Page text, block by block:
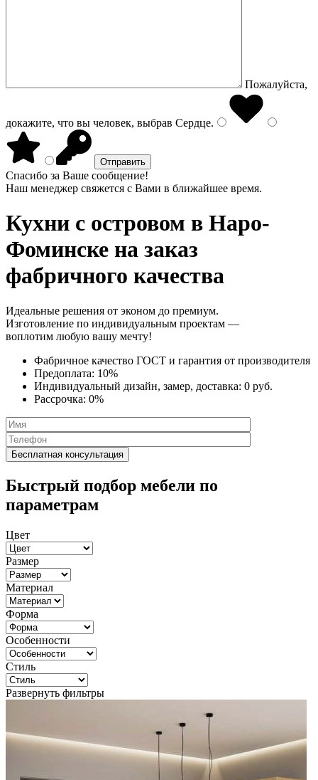
Пожалуйста,
докажите, что вы человек, выбрав Сердце.
Спасибо за Ваше сообщение!
Наш менеджер свяжется с Вами в ближайшее время.
Кухни с островом в Наро-
Фоминске на заказ
фабричного качества
Идеальные решения от эконом до премиум.
Изготовление по индивидуальным проектам —
воплотим любую вашу мечту!
Фабричное качество ГОСТ и гарантия от производителя
Предоплата: 10%
Индивидуальный дизайн, замер, доставка: 0 руб.
Рассрочка: 0%
Быстрый подбор мебели по
параметрам
Цвет
Размер
Материал
Форма
Особенности
Стиль
Развернуть фильтры